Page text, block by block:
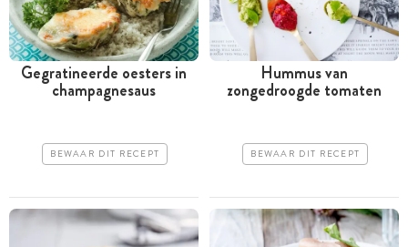
Gegratineerde oesters in
champagnesaus
BEWAAR DIT RECEPT
Hummus van
zongedroogde tomaten
BEWAAR DIT RECEPT